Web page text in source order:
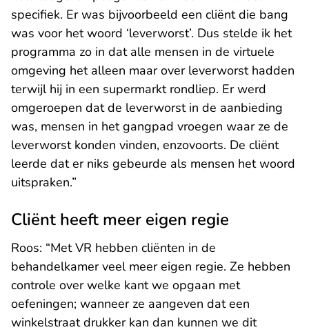
specifiek. Er was bijvoorbeeld een cliënt die bang
was voor het woord ‘leverworst’. Dus stelde ik het
programma zo in dat alle mensen in de virtuele
omgeving het alleen maar over leverworst hadden
terwijl hij in een supermarkt rondliep. Er werd
omgeroepen dat de leverworst in de aanbieding
was, mensen in het gangpad vroegen waar ze de
leverworst konden vinden, enzovoorts. De cliënt
leerde dat er niks gebeurde als mensen het woord
uitspraken.”
Cliënt heeft meer eigen regie
Roos: “Met VR hebben cliënten in de
behandelkamer veel meer eigen regie. Ze hebben
controle over welke kant we opgaan met
oefeningen; wanneer ze aangeven dat een
winkelstraat drukker kan dan kunnen we dit